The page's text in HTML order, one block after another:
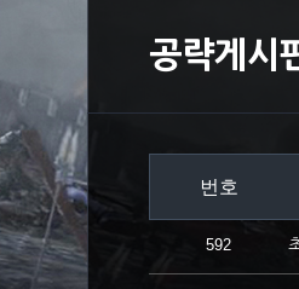
공략게시
번호
592